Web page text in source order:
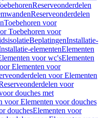
Reserveonderdelen
Reserveonderdelen
Toebehoren voor
Toebehoren voor
BeplatingenInstallatie-
elementenElementen
voor wc'sElementen
Elementen voor
voor Elementen
voor
douches met
voor Elementen voor douches
douchesElementen voor